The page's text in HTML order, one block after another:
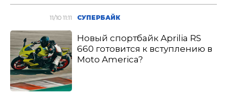
11/10 11:11 СУПЕРБАЙК
Новый спортбайк Aprilia RS
660 готовится к вступлению в
Moto America?